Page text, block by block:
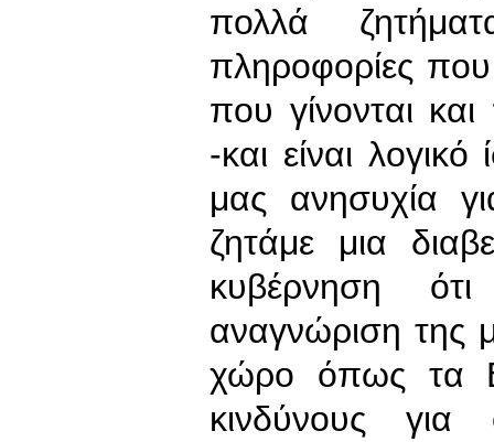
πολλά
πληροφορίες που
που γίνονται
-και είναι
μας ανησυχία
ζητάμε μια
κυβέρνηση
αναγνώριση της
χώρο όπως τα
κινδύνους